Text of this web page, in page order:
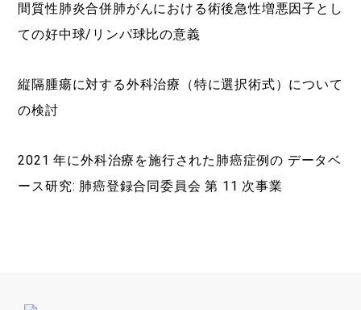
間質性肺炎合併肺がんにおける術後急性増悪因子とし
ての好中球/リンパ球比の意義
縦隔腫瘍に対する外科治療（特に選択術式）について
の検討
2021 年に外科治療を施行された肺癌症例の データベ
ース研究: 肺癌登録合同委員会 第 11 次事業